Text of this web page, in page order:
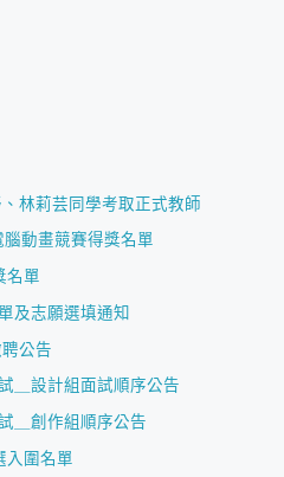
林莉芸同學考取正式教師
腦動畫競賽得獎名單
名單
及志願選填通知
公告
＿設計組面試順序公告
＿創作組順序公告
入圍名單